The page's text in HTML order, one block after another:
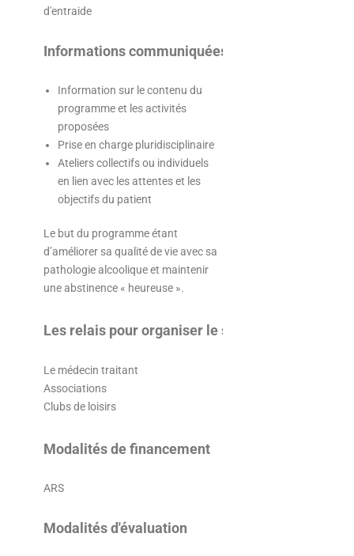
d'entraide
Informations communiquées
Information sur le contenu du
programme et les activités
proposées
Prise en charge pluridisciplinaire
Ateliers collectifs ou individuels
en lien avec les attentes et les
objectifs du patient
Le but du programme étant
d’améliorer sa qualité de vie avec sa
pathologie alcoolique et maintenir
une abstinence « heureuse ».
Les relais pour organiser le suivi éducatif
Le médecin traitant
Associations
Clubs de loisirs
Modalités de financement
ARS
Modalités d'évaluation